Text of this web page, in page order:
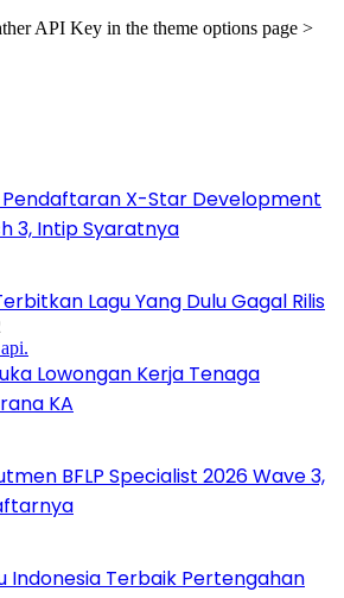
API Key in the theme options page >
Pendaftaran X-Star Development
3, Intip Syaratnya
Lagu Yang Dulu Gagal Rilis
Lowongan Kerja Tenaga
KA
BFLP Specialist 2026 Wave 3,
Indonesia Terbaik Pertengahan